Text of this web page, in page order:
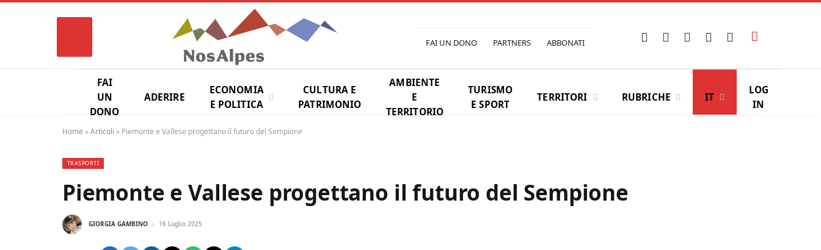
FAI UN DONO PARTNERS ABBONATI Facebook
X
Instagram
YouTubeLinkedIn
FAI
UN
DONO
ADERIRE
ECONOMIA
E POLITICA
CULTURA E
PATRIMONIO
AMBIENTE
E
TERRITORIO
TURISMO
E SPORT
TERRITORI RUBRICHE IT
LOG
IN
Home »Articoli » Piemonte e Vallese progettano il futuro del Sempione
TRASPORTI
Piemonte e Vallese progettano il futuro del Sempione
GIORGIA GAMBINO 16 Luglio 2025